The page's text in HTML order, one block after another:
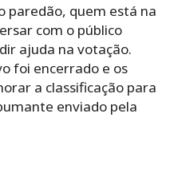
paredão, quem está na
com o público
ajuda na votação.
foi encerrado e os
a classificação para
enviado pela